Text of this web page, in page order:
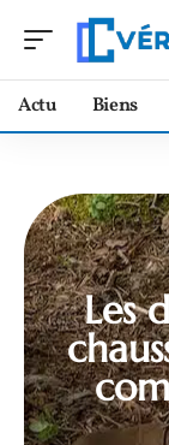
Actu Biens
Les